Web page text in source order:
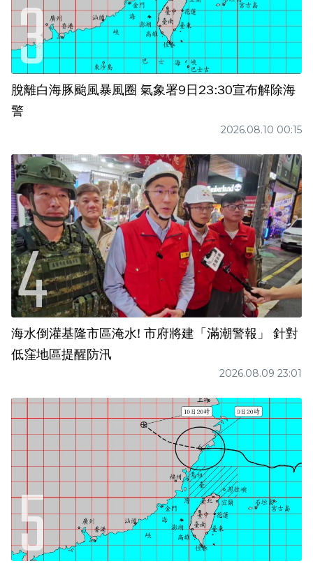
脫離白海豚颱風暴風圈 氣象署9日23:30宣布解除海
警
2026.08.10 00:15
海水倒灌基隆市區淹水! 市府將建「滿潮警報」 針對
低窪地區提醒防汛
2026.08.09 23:01